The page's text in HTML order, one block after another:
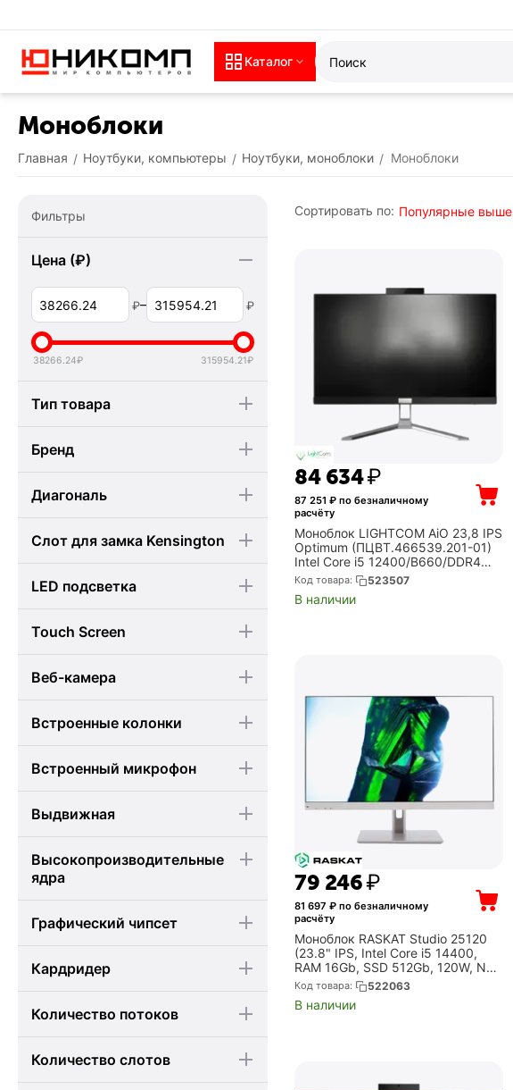
Каталог
Моноблоки
Главная / Ноутбуки, компьютеры / Ноутбуки, моноблоки / Моноблоки
Сортировать по: Популярные выше
84 634₽
87 251 ₽ по безналичному
расчёту
Моноблок LIGHTCOM AiO 23,8 IPS
Optimum (ПЦВТ.466539.201-01)
Intel Core i5 12400/B660/DDR4
16Gb/SSD
512Gb/Web5MP/HDMI,DP,VGA/2xU
SB 3.2 Gen1,USB Type-
Код товара: 523507
В наличии
79 246₽
81 697 ₽ по безналичному
расчёту
Моноблок RASKAT Studio 25120
(23.8" IPS, Intel Core i5 14400,
RAM 16Gb, SSD 512Gb, 120W, No
OS) (Studio25120232838)
Код товара: 522063
В наличии
Фильтры
Цена (₽)
₽– ₽
38266.24₽ 315954.21₽
Тип товара
Бренд
Диагональ
Cлот для замка Kensington
LED подсветка
Touch Screen
Веб-камера
Встроенные колонки
Встроенный микрофон
Выдвижная
Высокопроизводительные
ядра
Графический чипсет
Кардридер
Количество потоков
Количество слотов